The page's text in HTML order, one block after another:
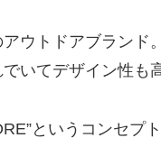
ウトドアブラン
いてデザイン性
というコンセ